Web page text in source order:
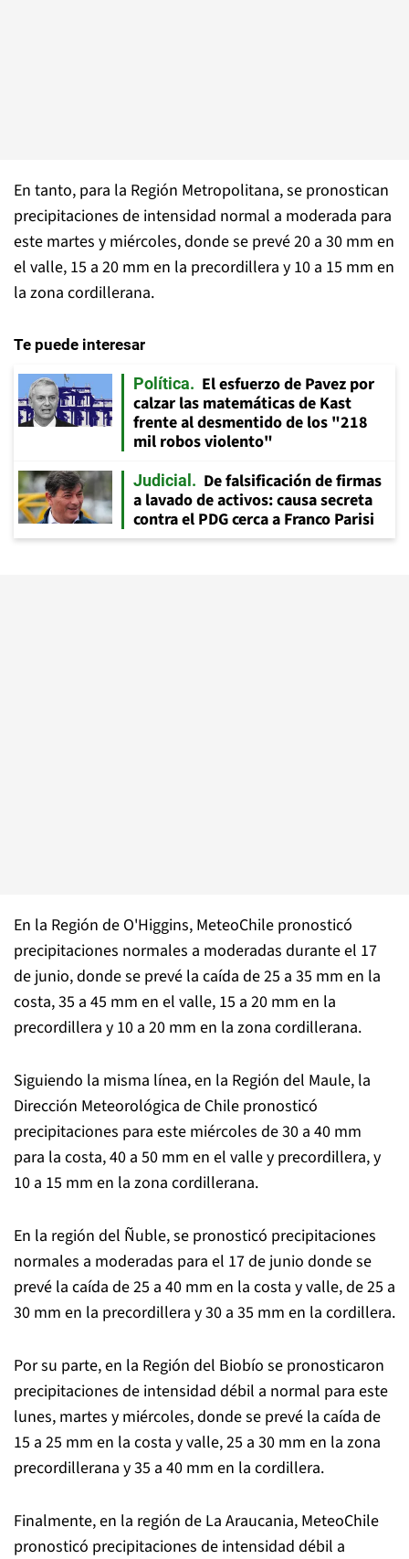
En tanto, para la Región Metropolitana, se pronostican
precipitaciones de intensidad normal a moderada para
este martes y miércoles, donde se prevé 20 a 30 mm en
el valle, 15 a 20 mm en la precordillera y 10 a 15 mm en
la zona cordillerana.
Te puede interesar
Política
El esfuerzo de Pavez por
calzar las matemáticas de Kast
frente al desmentido de los "218
mil robos violento"
Judicial
De falsificación de firmas
a lavado de activos: causa secreta
contra el PDG cerca a Franco Parisi
En la Región de O'Higgins, MeteoChile pronosticó
precipitaciones normales a moderadas durante el 17
de junio, donde se prevé la caída de 25 a 35 mm en la
costa, 35 a 45 mm en el valle, 15 a 20 mm en la
precordillera y 10 a 20 mm en la zona cordillerana.
Siguiendo la misma línea, en la Región del Maule, la
Dirección Meteorológica de Chile pronosticó
precipitaciones para este miércoles de 30 a 40 mm
para la costa, 40 a 50 mm en el valle y precordillera, y
10 a 15 mm en la zona cordillerana.
En la región del Ñuble, se pronosticó precipitaciones
normales a moderadas para el 17 de junio donde se
prevé la caída de 25 a 40 mm en la costa y valle, de 25 a
30 mm en la precordillera y 30 a 35 mm en la cordillera.
Por su parte, en la Región del Biobío se pronosticaron
precipitaciones de intensidad débil a normal para este
lunes, martes y miércoles, donde se prevé la caída de
15 a 25 mm en la costa y valle, 25 a 30 mm en la zona
precordillerana y 35 a 40 mm en la cordillera.
Finalmente, en la región de La Araucania, MeteoChile
pronosticó precipitaciones de intensidad débil a